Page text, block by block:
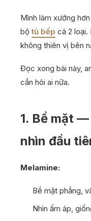
Mình làm xưởng
bộtủ bếp cả 2
không thiên vị bên
Đọc xong bài này,
cần hỏi ai nữa.
1. Bề mặt
nhìn đầu
Melamine:
Bề mặt phẳng,
Nhìn ấm áp,